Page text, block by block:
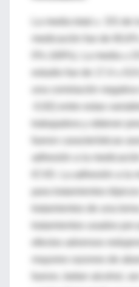
medicación fue de
estudio fue de 17,4 ±
una correlación
trabajadora y obtener
fueron características
ICVD. La adhesión a la
mayores razones de